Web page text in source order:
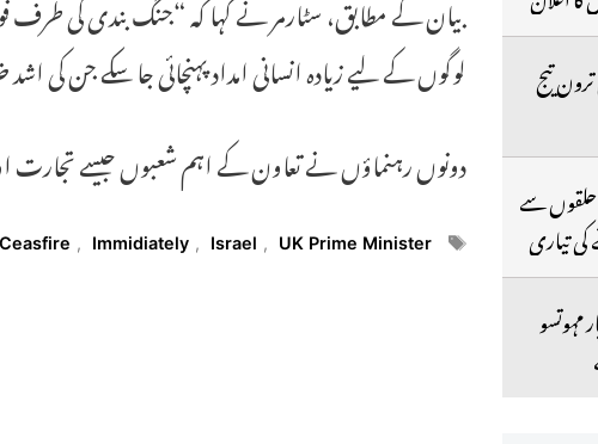
لوگوں کے لیے زیادہ انسانی امداد پہنچائی جا سکے جن
دونوں رہنماؤں نے تعاون کے اہم شعبوں جیسے تجارت
Tags
Ceasfire , Immidiately , Israel , UK Prime Minister
تیج
اسمبلی حلقوں سے
مہوتسو